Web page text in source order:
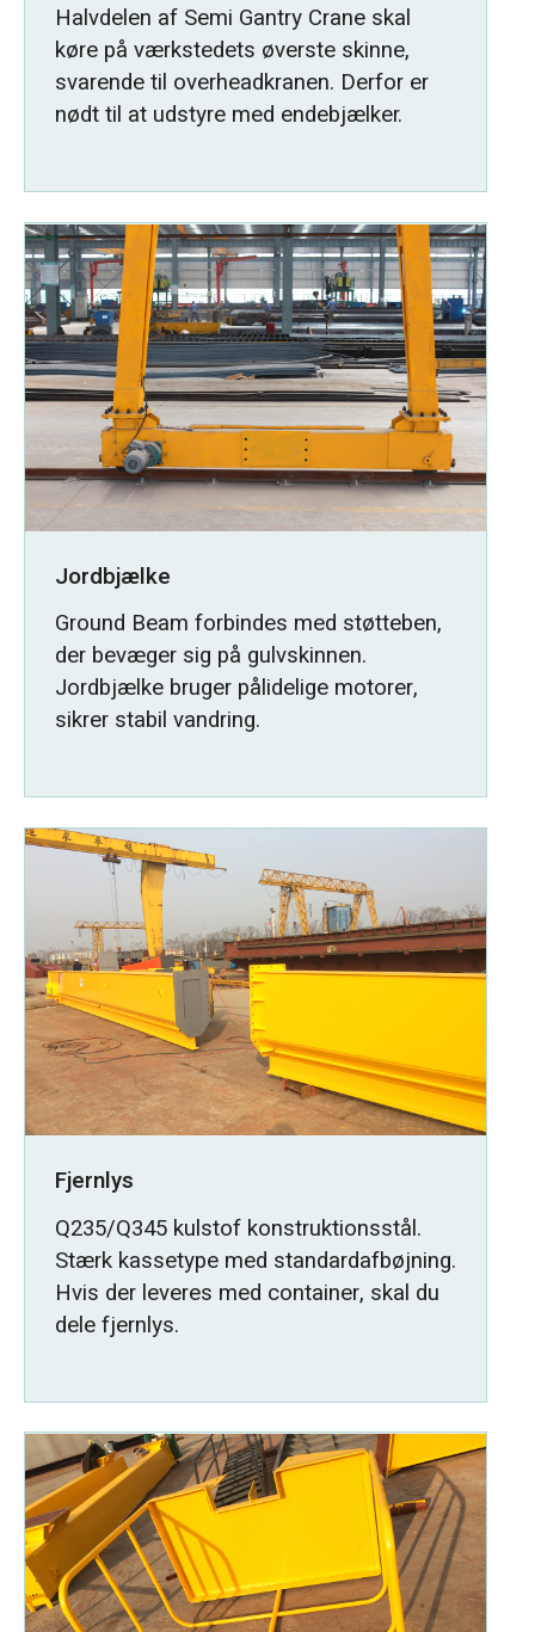
Halvdelen af Semi Gantry Crane skal
køre på værkstedets øverste skinne,
svarende til overheadkranen. Derfor er
nødt til at udstyre med endebjælker.
Jordbjælke
Ground Beam forbindes med støtteben,
der bevæger sig på gulvskinnen.
Jordbjælke bruger pålidelige motorer,
sikrer stabil vandring.
Fjernlys
Q235/Q345 kulstof konstruktionsstål.
Stærk kassetype med standardafbøjning.
Hvis der leveres med container, skal du
dele fjernlys.